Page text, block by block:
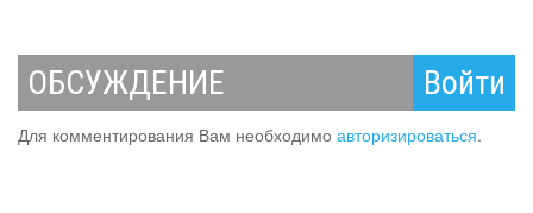
ОБСУЖДЕНИЕ Войти
Для комментирования Вам необходимо авторизироваться.